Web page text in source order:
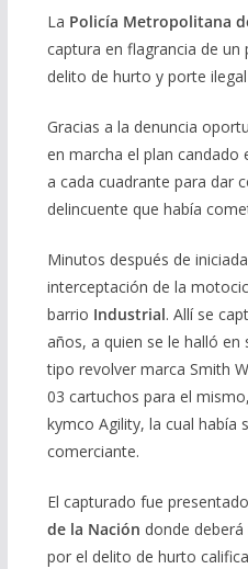
La Policía Metropolitana
captura en flagrancia de
delito de hurto y porte
Gracias a la denuncia
en marcha el plan candado
a cada cuadrante para dar
delincuente que había
Minutos después de
interceptación de la
barrio Industrial. Allí se
años, a quien se le halló
tipo revolver marca Smith
03 cartuchos para el
kymco Agility, la cual había
comerciante.
El capturado fue
de la Nación donde
por el delito de hurto